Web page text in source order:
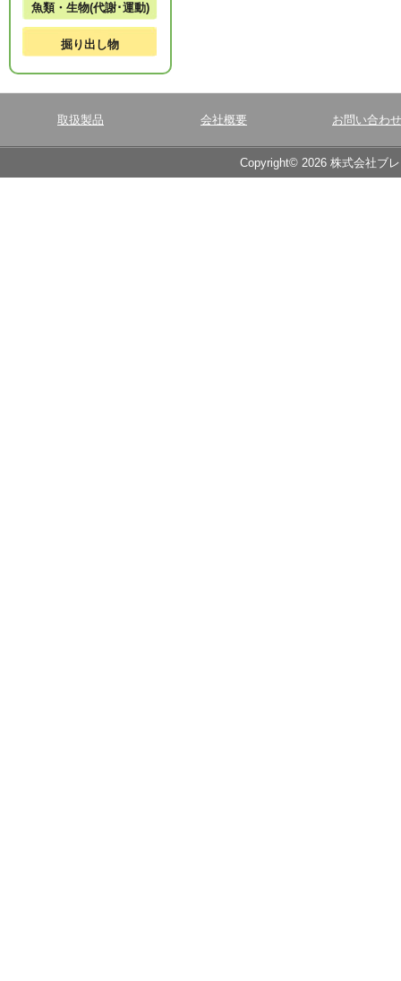
魚類・生物(代謝･運動)
掘り出し物
取扱製品 会社概要 お問い合わせ
Copyright© 2026 株式会社ブ